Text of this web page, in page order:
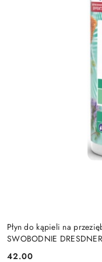
Płyn do kąpieli na
SWOBODNIE DRESDNER
42.00